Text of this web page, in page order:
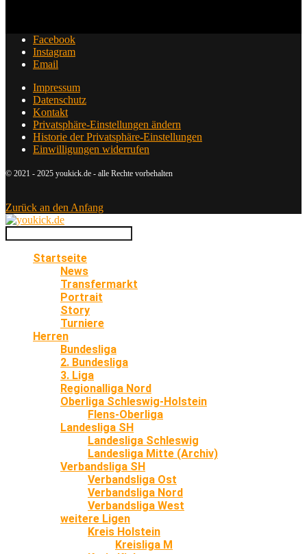
Facebook
Instagram
Email
Impressum
Datenschutz
Kontakt
Privatsphäre-Einstellungen ändern
Historie der Privatsphäre-Einstellungen
Einwilligungen widerrufen
© 2021 - 2025 youkick.de - alle Rechte vorbehalten
Zurück an den Anfang
Startseite
News
Transfermarkt
Portrait
Story
Turniere
Herren
Bundesliga
2. Bundesliga
3. Liga
Regionalliga Nord
Oberliga Schleswig-Holstein
Flens-Oberliga
Landesliga SH
Landesliga Schleswig
Landesliga Mitte (Archiv)
Verbandsliga SH
Verbandsliga Ost
Verbandsliga Nord
Verbandsliga West
weitere Ligen
Kreis Holstein
Kreisliga M